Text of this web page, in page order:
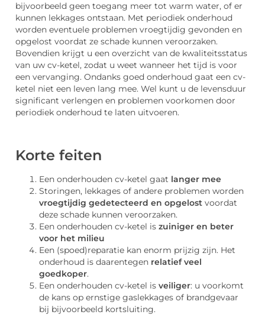
bijvoorbeeld geen toegang meer tot warm water, of er
kunnen lekkages ontstaan. Met periodiek onderhoud
worden eventuele problemen vroegtijdig gevonden en
opgelost voordat ze schade kunnen veroorzaken.
Bovendien krijgt u een overzicht van de kwaliteitsstatus
van uw cv-ketel, zodat u weet wanneer het tijd is voor
een vervanging. Ondanks goed onderhoud gaat een cv-
ketel niet een leven lang mee. Wel kunt u de levensduur
significant verlengen en problemen voorkomen door
periodiek onderhoud te laten uitvoeren.
Korte feiten
Een onderhouden cv-ketel gaat langer mee
Storingen, lekkages of andere problemen worden
vroegtijdig gedetecteerd en opgelost voordat
deze schade kunnen veroorzaken.
Een onderhouden cv-ketel is zuiniger en beter
voor het milieu
Een (spoed)reparatie kan enorm prijzig zijn. Het
onderhoud is daarentegen relatief veel
goedkoper.
Een onderhouden cv-ketel is veiliger: u voorkomt
de kans op ernstige gaslekkages of brandgevaar
bij bijvoorbeeld kortsluiting.